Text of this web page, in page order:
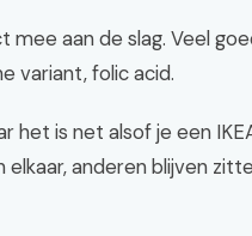
mee aan de slag. Veel
variant, folic acid.
het is net alsof je een
elkaar, anderen blijven